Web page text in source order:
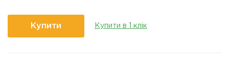
Купити Купити в 1 клік